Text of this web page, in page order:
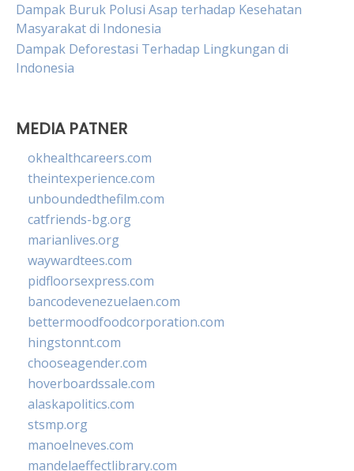
Dampak Buruk Polusi Asap terhadap Kesehatan
Masyarakat di Indonesia
Dampak Deforestasi Terhadap Lingkungan di
Indonesia
MEDIA PATNER
okhealthcareers.com
theintexperience.com
unboundedthefilm.com
catfriends-bg.org
marianlives.org
waywardtees.com
pidfloorsexpress.com
bancodevenezuelaen.com
bettermoodfoodcorporation.com
hingstonnt.com
chooseagender.com
hoverboardssale.com
alaskapolitics.com
stsmp.org
manoelneves.com
mandelaeffectlibrary.com